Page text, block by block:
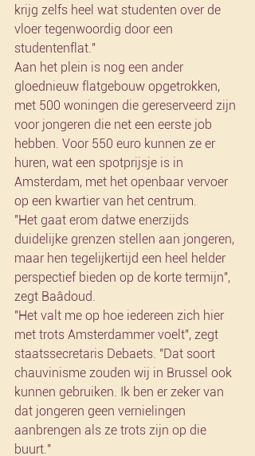
krijg zelfs heel wat studenten over de
vloer tegenwoordig door een
studentenflat."
Aan het plein is nog een ander
gloednieuw flatgebouw opgetrokken,
met 500 woningen die gereserveerd zijn
voor jongeren die net een eerste job
hebben. Voor 550 euro kunnen ze er
huren, wat een spotprijsje is in
Amsterdam, met het openbaar vervoer
op een kwartier van het centrum.
"Het gaat erom datwe enerzijds
duidelijke grenzen stellen aan jongeren,
maar hen tegelijkertijd een heel helder
perspectief bieden op de korte termijn",
zegt Baâdoud.
"Het valt me op hoe iedereen zich hier
met trots Amsterdammer voelt", zegt
staatssecretaris Debaets. "Dat soort
chauvinisme zouden wij in Brussel ook
kunnen gebruiken. Ik ben er zeker van
dat jongeren geen vernielingen
aanbrengen als ze trots zijn op die
buurt."